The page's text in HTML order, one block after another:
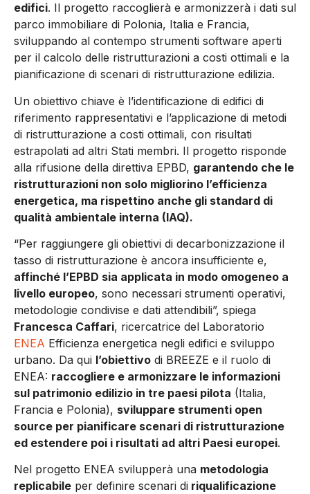
edifici. Il progetto raccoglierà e armonizzerà i dati sul
parco immobiliare di Polonia, Italia e Francia,
sviluppando al contempo strumenti software aperti
per il calcolo delle ristrutturazioni a costi ottimali e la
pianificazione di scenari di ristrutturazione edilizia.
Un obiettivo chiave è l’identificazione di edifici di
riferimento rappresentativi e l’applicazione di metodi
di ristrutturazione a costi ottimali, con risultati
estrapolati ad altri Stati membri. Il progetto risponde
alla rifusione della direttiva EPBD, garantendo che le
ristrutturazioni non solo migliorino l’efficienza
energetica, ma rispettino anche gli standard di
qualità ambientale interna (IAQ).
“Per raggiungere gli obiettivi di decarbonizzazione il
tasso di ristrutturazione è ancora insufficiente e,
affinché l’EPBD sia applicata in modo omogeneo a
livello europeo, sono necessari strumenti operativi,
metodologie condivise e dati attendibili”, spiega
Francesca Caffari, ricercatrice del Laboratorio
ENEA Efficienza energetica negli edifici e sviluppo
urbano. Da qui l’obiettivo di BREEZE e il ruolo di
ENEA: raccogliere e armonizzare le informazioni
sul patrimonio edilizio in tre paesi pilota (Italia,
Francia e Polonia), sviluppare strumenti open
source per pianificare scenari di ristrutturazione
ed estendere poi i risultati ad altri Paesi europei.
Nel progetto ENEA svilupperà una metodologia
replicabile per definire scenari di riqualificazione